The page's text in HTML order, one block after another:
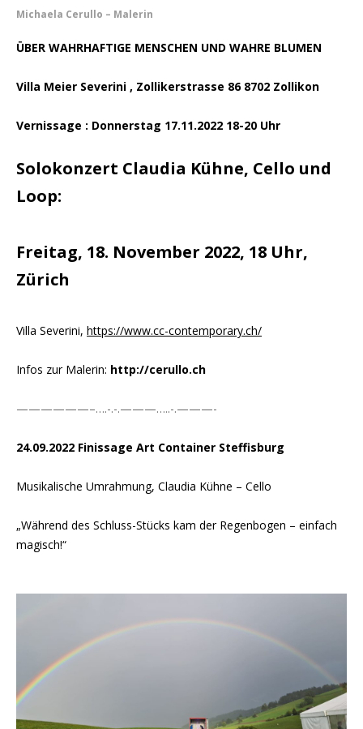
Michaela Cerullo – Malerin
ÜBER WAHRHAFTIGE MENSCHEN UND WAHRE BLUMEN
Villa Meier Severini , Zollikerstrasse 86 8702 Zollikon
Vernissage : Donnerstag 17.11.2022 18-20 Uhr
Solokonzert Claudia Kühne, Cello und
Loop:
Freitag, 18. November 2022, 18 Uhr,
Zürich
Villa Severini, https://www.cc-contemporary.ch/
Infos zur Malerin: http://cerullo.ch
——————–….-.-.———…..-.———-
24.09.2022 Finissage Art Container Steffisburg
Musikalische Umrahmung, Claudia Kühne – Cello
„Während des Schluss-Stücks kam der Regenbogen – einfach
magisch!“